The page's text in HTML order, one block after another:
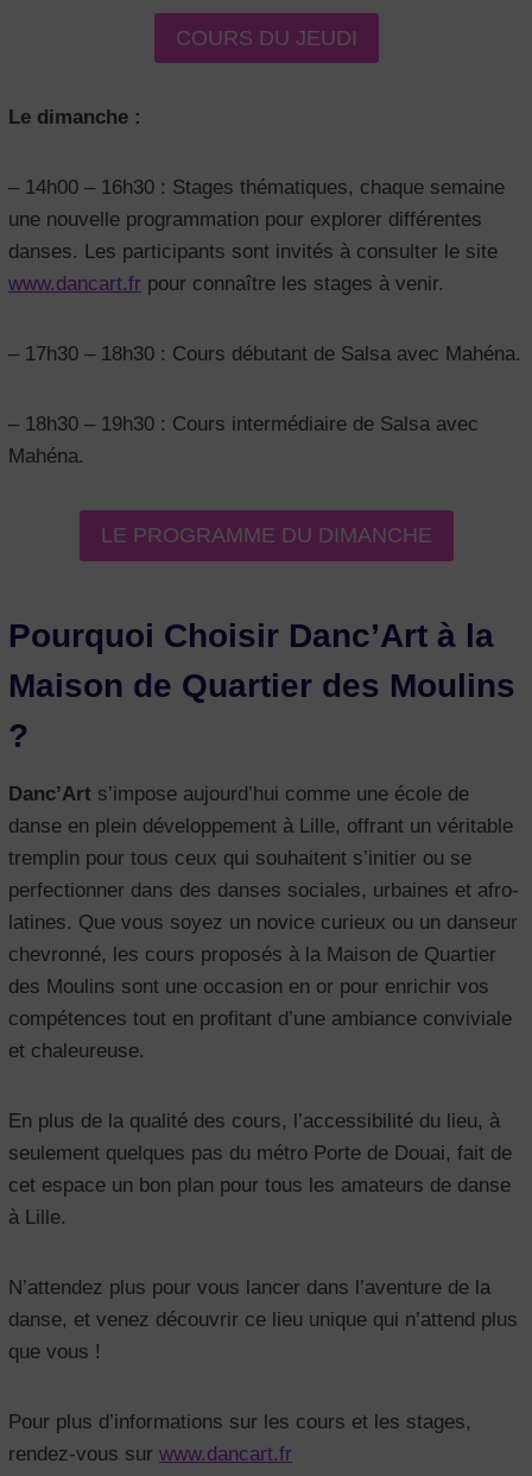
COURS DU JEUDI
Le dimanche :
– 14h00 – 16h30 : Stages thématiques, chaque semaine
une nouvelle programmation pour explorer différentes
danses. Les participants sont invités à consulter le site
www.dancart.fr pour connaître les stages à venir.
– 17h30 – 18h30 : Cours débutant de Salsa avec Mahéna.
– 18h30 – 19h30 : Cours intermédiaire de Salsa avec
Mahéna.
LE PROGRAMME DU DIMANCHE
Pourquoi Choisir Danc’Art à la
Maison de Quartier des Moulins
?
Danc’Art s’impose aujourd’hui comme une école de
danse en plein développement à Lille, offrant un véritable
tremplin pour tous ceux qui souhaitent s’initier ou se
perfectionner dans des danses sociales, urbaines et afro-
latines. Que vous soyez un novice curieux ou un danseur
chevronné, les cours proposés à la Maison de Quartier
des Moulins sont une occasion en or pour enrichir vos
compétences tout en profitant d’une ambiance conviviale
et chaleureuse.
En plus de la qualité des cours, l’accessibilité du lieu, à
seulement quelques pas du métro Porte de Douai, fait de
cet espace un bon plan pour tous les amateurs de danse
à Lille.
N’attendez plus pour vous lancer dans l’aventure de la
danse, et venez découvrir ce lieu unique qui n’attend plus
que vous !
Pour plus d’informations sur les cours et les stages,
rendez-vous sur www.dancart.fr